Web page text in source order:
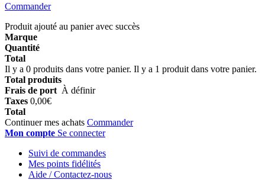
Commander
Produit ajouté au panier avec succès
Marque
Quantité
Total
Il y a 0 produits dans votre panier. Il y a 1 produit dans votre panier.
Total produits
Frais de port À définir
Taxes 0,00€
Total
Continuer mes achats Commander
Mon compte Se connecter
Suivi de commandes
Mes points fidélités
Aide / Contactez-nous